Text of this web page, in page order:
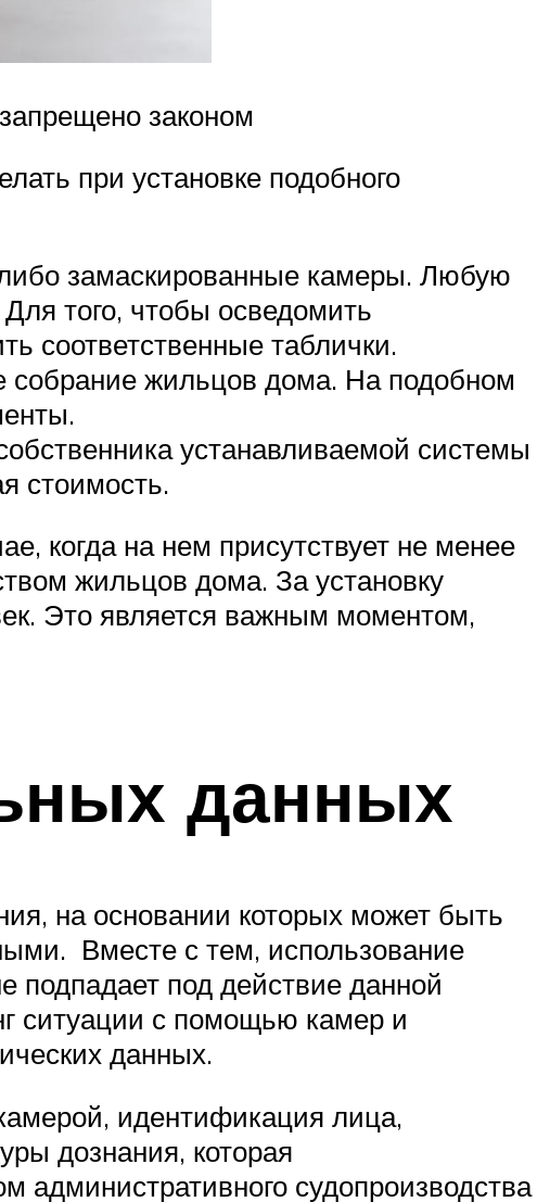
законом
при установке подобного
замаскированные камеры. Любую
того, чтобы осведомить
соответственные таблички.
собрание жильцов дома. На подобном
устанавливаемой системы
стоимость.
когда на нем присутствует не менее
жильцов дома. За установку
Это является важным моментом,
данных
на основании которых может быть
Вместе с тем, использование
подпадает под действие данной
ситуации с помощью камер и
данных.
идентификация лица,
дознания, которая
административного судопроизводства